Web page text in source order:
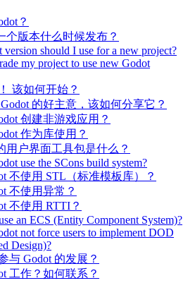
？
个版本什么时候发布？
should I use for a new project?
my project to use new Godot
该如何开始？
的好主意，该如何分享它？
创建非游戏应用？
作为库使用？
用户界面工具包是什么？
use the SCons build system?
不使用 STL（标准模板库）？
不使用异常？
不使用 RTTI？
an ECS (Entity Component System)?
not force users to implement DOD
Design)?
与 Godot 的发展？
工作？如何联系？